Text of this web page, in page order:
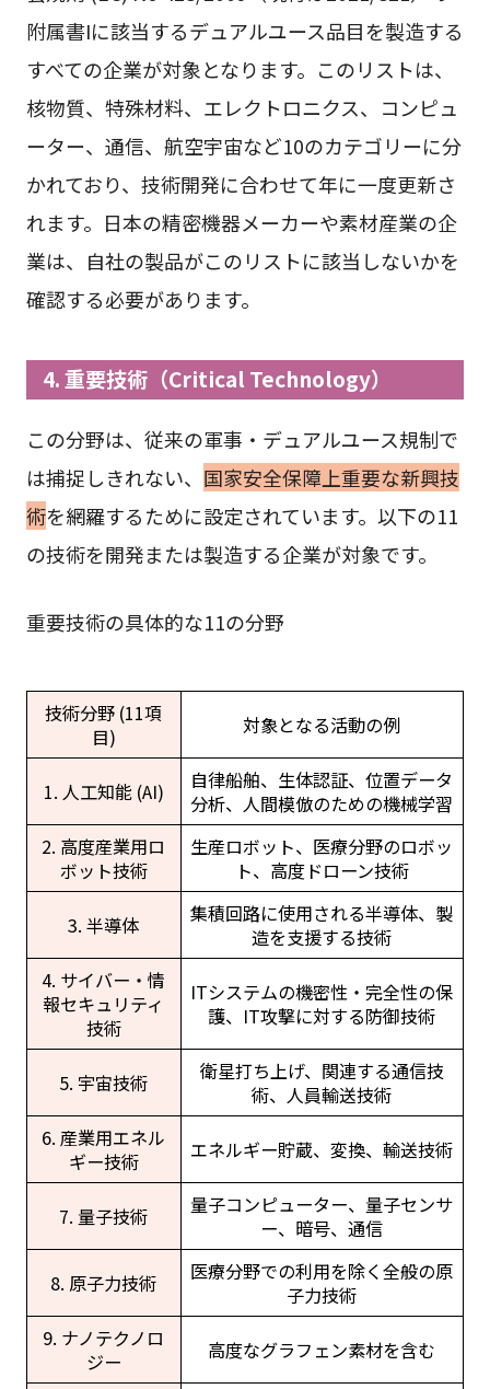
附属書Iに該当するデュアルユース品目を製造する
すべての企業が対象となります。このリストは、
核物質、特殊材料、エレクトロニクス、コンピュ
ーター、通信、航空宇宙など10のカテゴリーに分
かれており、技術開発に合わせて年に一度更新さ
れます。日本の精密機器メーカーや素材産業の企
業は、自社の製品がこのリストに該当しないかを
確認する必要があります。
4. 重要技術（Critical Technology）
この分野は、従来の軍事・デュアルユース規制で
は捕捉しきれない、 国家安全保障上重要な新興技
術を網羅するために設定されています。以下の11
の技術を開発または製造する企業が対象です。
重要技術の具体的な11の分野
技術分野 (11項
目)
対象となる活動の例
1. 人工知能 (AI)
自律船舶、生体認証、位置データ
分析、人間模倣のための機械学習
2. 高度産業用ロ
ボット技術
生産ロボット、医療分野のロボッ
ト、高度ドローン技術
3. 半導体
集積回路に使用される半導体、製
造を支援する技術
4. サイバー・情
報セキュリティ
技術
ITシステムの機密性・完全性の保
護、IT攻撃に対する防御技術
5. 宇宙技術
衛星打ち上げ、関連する通信技
術、人員輸送技術
6. 産業用エネル
ギー技術
エネルギー貯蔵、変換、輸送技術
7. 量子技術
量子コンピューター、量子センサ
ー、暗号、通信
8. 原子力技術
医療分野での利用を除く全般の原
子力技術
9. ナノテクノロ
ジー
高度なグラフェン素材を含む